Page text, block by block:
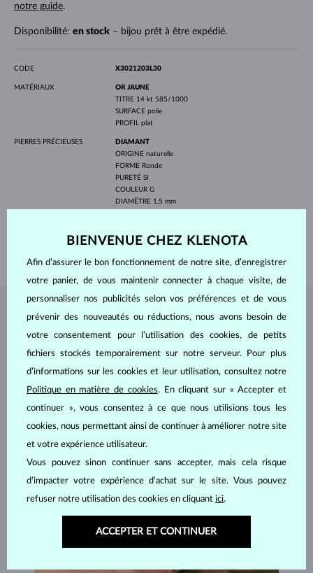
notre guide.
Disponibilité: en stock– bijou prêt à être expédié.
CODE X3021203L30
MATÉRIAUX
OR JAUNE
TITRE 14 kt 585/1000
SURFACE polie
PROFIL plat
PIERRES PRÉCIEUSES
DIAMANT
ORIGINE naturelle
FORME Ronde
PURETÉ SI
COULEUR G
DIAMÈTRE 1.5 mm
BIJOUX DEL'ATELIER KLENOTA
BIENVENUE CHEZ KLENOTA
Afin d’assurer le bon fonctionnement de notre site, d’enregistrer
votre panier, de vous maintenir connecter à chaque visite, de
personnaliser nos publicités selon vos préférences et de vous
prévenir des nouveautés ou réductions, nous avons besoin de
votre consentement pour l’utilisation des cookies, de petits
fichiers stockés temporairement sur notre serveur. Pour plus
d’informations sur les cookies et leur utilisation, consultez notre
Politique en matière de cookies. En cliquant sur « Accepter et
continuer », vous consentez à ce que nous utilisions tous les
cookies, nous permettant ainsi de continuer à améliorer notre site
et votre expérience utilisateur.
Vous pouvez sinon continuer sans accepter, mais cela risque
d’impacter votre expérience d’achat sur le site. Vous pouvez
refuser notre utilisation des cookies en cliquant ici.
ACCEPTER ET CONTINUER